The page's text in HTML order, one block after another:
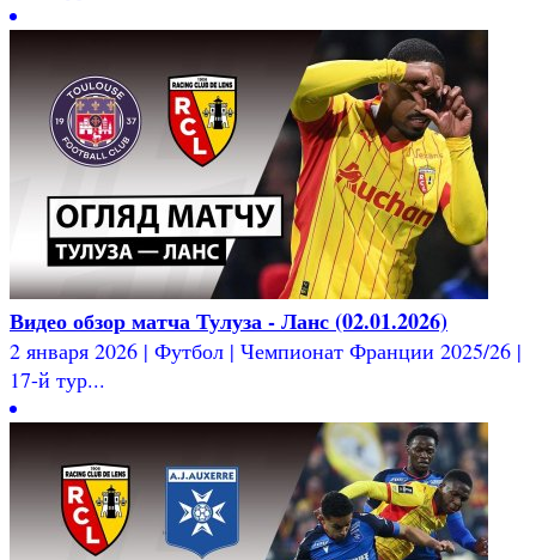
Видео обзор матча Тулуза - Ланс (02.01.2026)
2 января 2026 | Футбол | Чемпионат Франции 2025/26 |
17-й тур...